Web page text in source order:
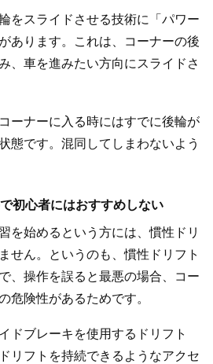
をスライドさせる技術に「パワー
あります。これは、コーナーの後
、車を進みたい方向にスライドさ
ーナーに入る時にはすでに後輪が
態です。混同してしまわないよう
初心者にはおすすめしない
を始めるという方には、慣性ドリ
せん。というのも、慣性ドリフト
、操作を誤ると最悪の場合、コー
危険性があるためです。
ドブレーキを使用するドリフト
リフトを持続できるようなアクセ